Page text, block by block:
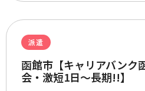
派遣
函館市【キャリアバンク
会・激短1日～長期!!】